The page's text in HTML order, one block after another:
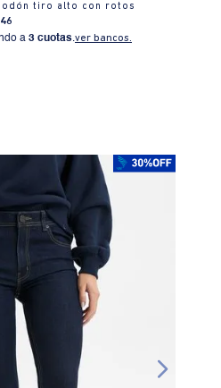
tiro alto con rotos
a3 cuotas.ver bancos.